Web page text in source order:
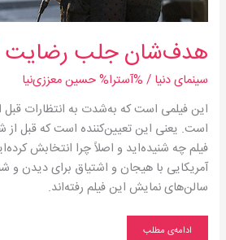
هدف‌شان جلب
سینمای دنیا / %آسترا%حسین معززی‌نیا
این فیلمی است که به‌شدت به انتظارات قبل
است. یعنی این تعیین‌کننده است که قبل از
فیلم چه شنیده‌اید و اصلاً چرا انتخابش
آمریکایی با هیجان و اشتیاق برای دیدن و
سالن‌های نمایش این فیلم رفته‌اند.
ادامه‌ی مطلب